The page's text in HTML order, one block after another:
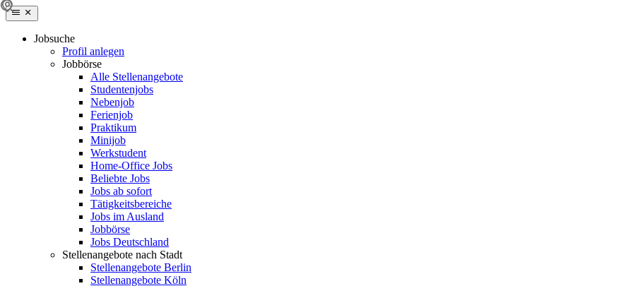
Jobsuche
Profil anlegen
Jobbörse
Alle Stellenangebote
Studentenjobs
Nebenjob
Ferienjob
Praktikum
Minijob
Werkstudent
Home-Office Jobs
Beliebte Jobs
Jobs ab sofort
Tätigkeitsbereiche
Jobs im Ausland
Jobbörse
Jobs Deutschland
Stellenangebote nach Stadt
Stellenangebote Berlin
Stellenangebote Köln